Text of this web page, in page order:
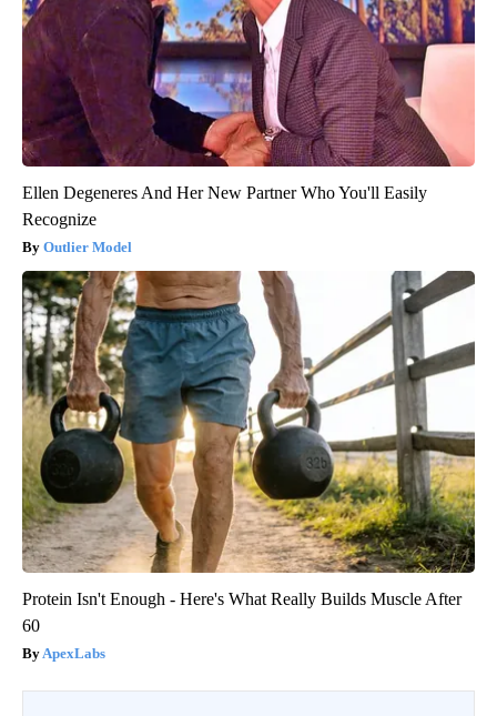
Ellen Degeneres And Her New Partner Who You'll Easily
Recognize
Outlier Model
Protein Isn't Enough - Here's What Really Builds Muscle After
60
ApexLabs